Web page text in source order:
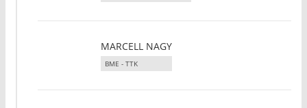
MARCELL NAGY
BME - TTK